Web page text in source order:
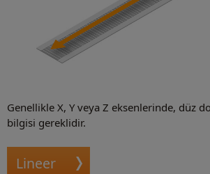
Genellikle X, Y veya Z eksenlerinde, düz
bilgisi gereklidir.
Lineer